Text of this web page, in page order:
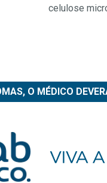
celulose
O MÉDICO